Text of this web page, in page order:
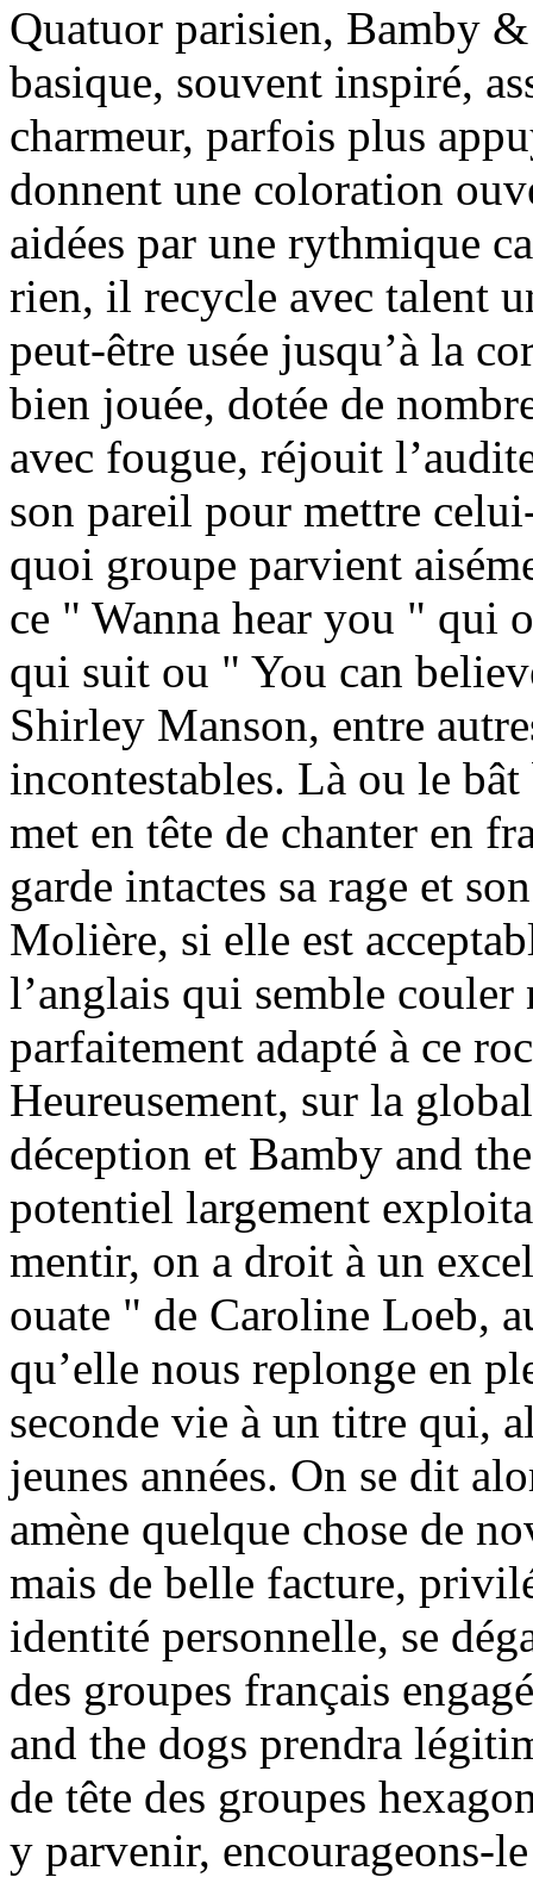
Quatuor parisien, Bamby
basique, souvent inspiré,
charmeur, parfois plus
donnent une coloration
aidées par une rythmique
rien, il recycle avec talent
peut-être usée jusqu’à la
bien jouée, dotée de
avec fougue, réjouit
son pareil pour mettre
quoi groupe parvient
ce " Wanna hear you " qui
qui suit ou " You can
Shirley Manson, entre
incontestables. Là ou le bât
met en tête de chanter en
garde intactes sa rage et
Molière, si elle est
l’anglais qui semble
parfaitement adapté à ce
Heureusement, sur la
déception et Bamby and
potentiel largement
mentir, on a droit à un
ouate " de Caroline Loeb,
qu’elle nous replonge en
seconde vie à un titre qui,
jeunes années. On se dit
amène quelque chose de
mais de belle facture,
identité personnelle, se
des groupes français
and the dogs prendra
de tête des groupes
y parvenir, encourageons-